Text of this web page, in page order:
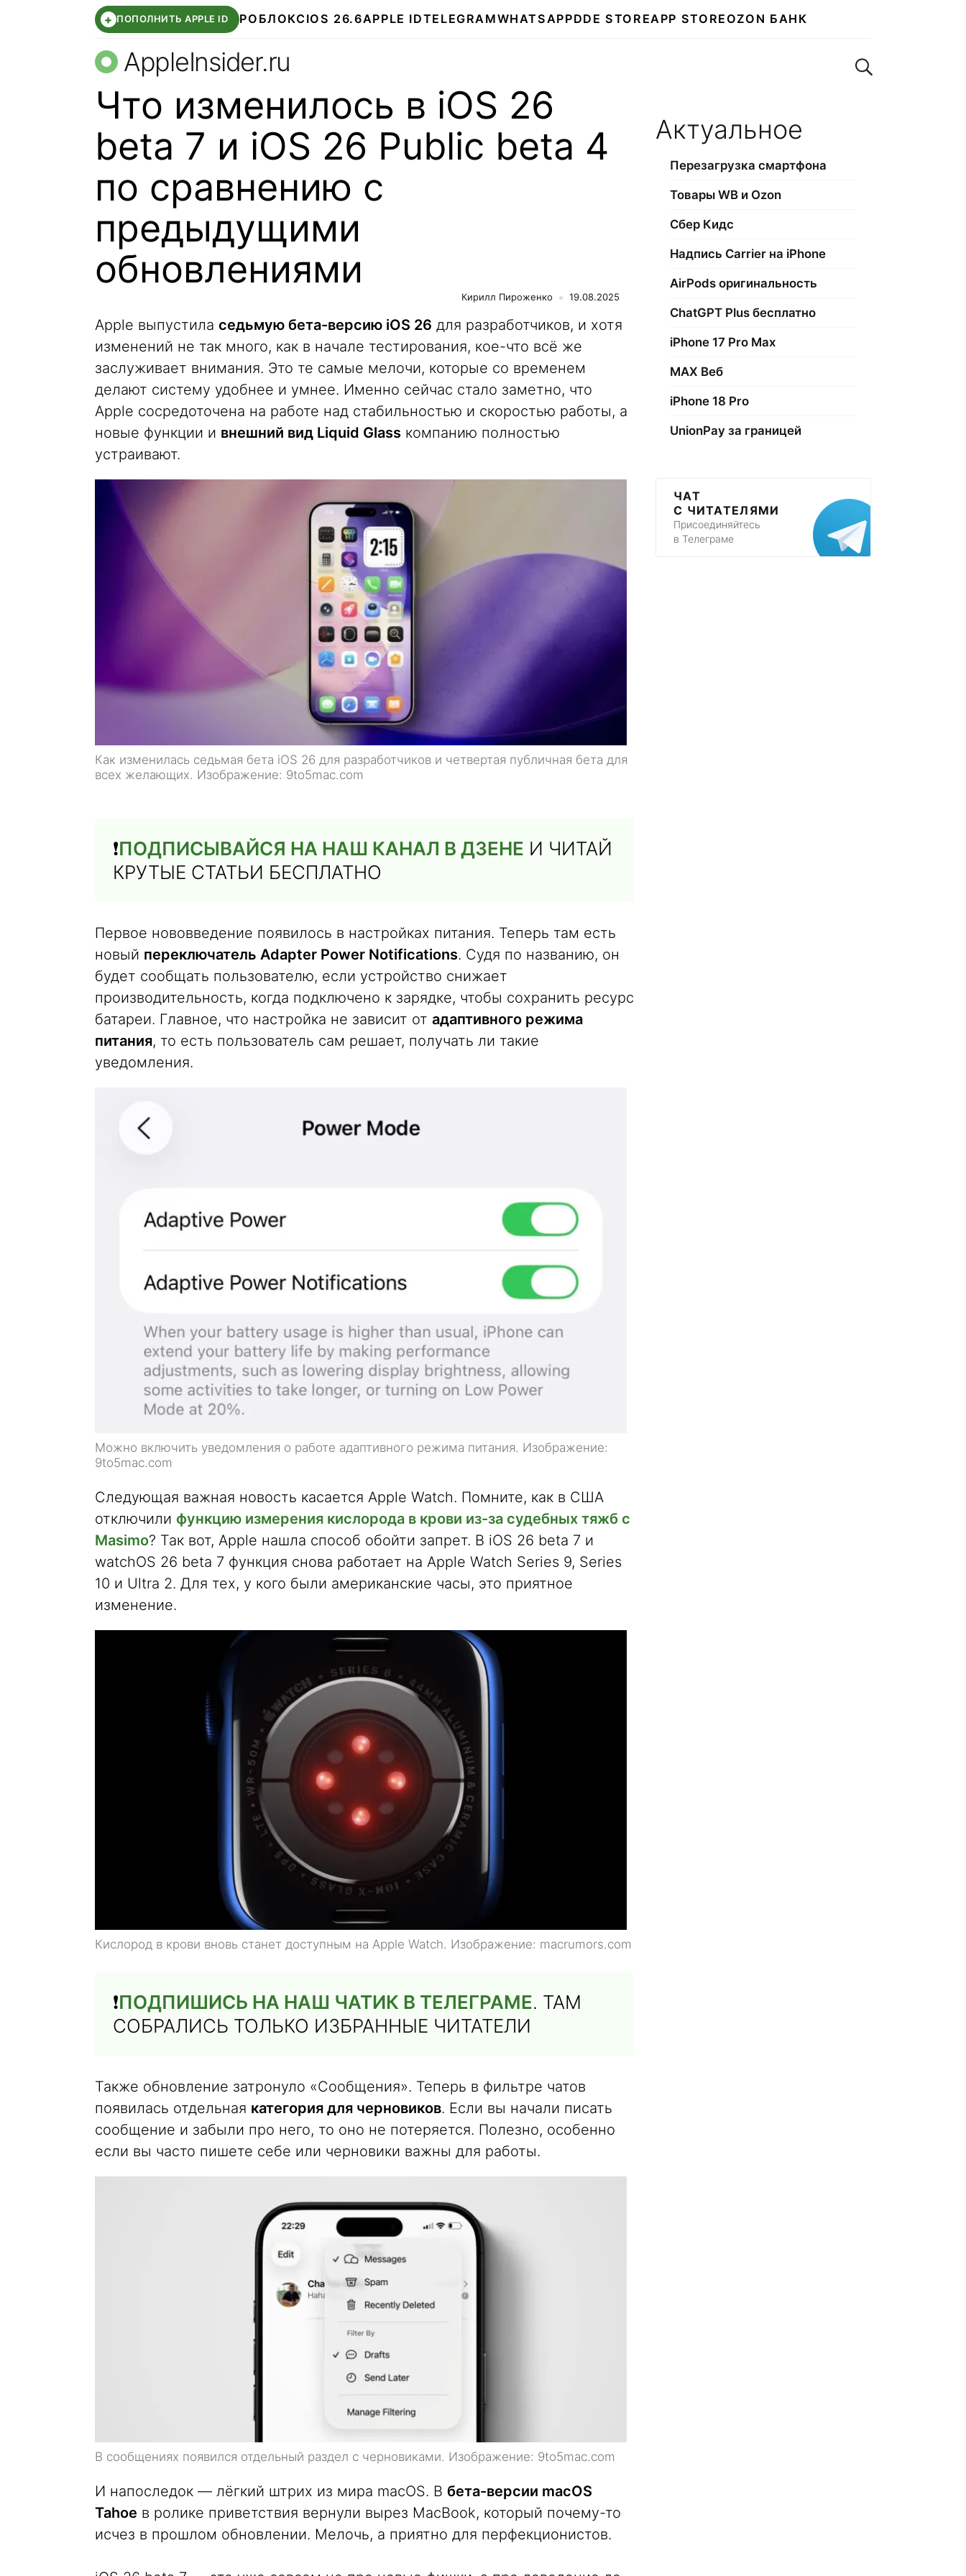
+ ПОПОЛНИТЬ APPLE ID РОБЛОКС IOS 26.6APPLE IDTELEGRAMWHATSAPPDDE STOREAPP STORE OZON БАНК
AppleInsider.ru Поиск по сайту
Что изменилось в iOS 26
beta 7 и iOS 26 Public beta 4
по сравнению с
предыдущими
обновлениями
Кирилл Пироженко 19.08.2025
Apple выпустила седьмую бета-версию iOS 26 для разработчиков, и хотя
изменений не так много, как в начале тестирования, кое-что всё же
заслуживает внимания. Это те самые мелочи, которые со временем
делают систему удобнее и умнее. Именно сейчас стало заметно, что
Apple сосредоточена на работе над стабильностью и скоростью работы, а
новые функции и внешний вид Liquid Glass компанию полностью
устраивают.
Как изменилась седьмая бета iOS 26 для разработчиков и четвертая публичная бета для
всех желающих. Изображение: 9to5mac.com
❗️ПОДПИСЫВАЙСЯ НА НАШ КАНАЛ В ДЗЕНЕ И ЧИТАЙ
КРУТЫЕ СТАТЬИ БЕСПЛАТНО
Первое нововведение появилось в настройках питания. Теперь там есть
новый переключатель Adapter Power Notifications. Судя по названию, он
будет сообщать пользователю, если устройство снижает
производительность, когда подключено к зарядке, чтобы сохранить ресурс
батареи. Главное, что настройка не зависит от адаптивного режима
питания, то есть пользователь сам решает, получать ли такие
уведомления.
Можно включить уведомления о работе адаптивного режима питания. Изображение:
9to5mac.com
Следующая важная новость касается Apple Watch. Помните, как в США
отключили функцию измерения кислорода в крови из-за судебных тяжб с
Masimo? Так вот, Apple нашла способ обойти запрет. В iOS 26 beta 7 и
watchOS 26 beta 7 функция снова работает на Apple Watch Series 9, Series
10 и Ultra 2. Для тех, у кого были американские часы, это приятное
изменение.
Кислород в крови вновь станет доступным на Apple Watch. Изображение: macrumors.com
❗️ПОДПИШИСЬ НА НАШ ЧАТИК В ТЕЛЕГРАМЕ. ТАМ
СОБРАЛИСЬ ТОЛЬКО ИЗБРАННЫЕ ЧИТАТЕЛИ
Также обновление затронуло «Сообщения». Теперь в фильтре чатов
появилась отдельная категория для черновиков. Если вы начали писать
сообщение и забыли про него, то оно не потеряется. Полезно, особенно
если вы часто пишете себе или черновики важны для работы.
В сообщениях появился отдельный раздел с черновиками. Изображение: 9to5mac.com
И напоследок — лёгкий штрих из мира macOS. В бета-версии macOS
Tahoe в ролике приветствия вернули вырез MacBook, который почему-то
исчез в прошлом обновлении. Мелочь, а приятно для перфекционистов.
Актуальное
Перезагрузка смартфона
Товары WB и Ozon
Сбер Кидс
Надпись Carrier на iPhone
AirPods оригинальность
ChatGPT Plus бесплатно
iPhone 17 Pro Max
МАХ Веб
iPhone 18 Pro
UnionPay за границей
ЧАТ
С ЧИТАТЕЛЯМИ
Присоединяйтесь
в Телеграме